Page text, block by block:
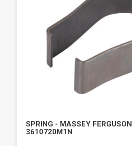
SPRING - MASSEY
3610720M1N